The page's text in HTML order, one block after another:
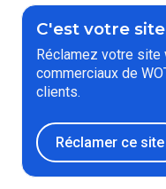
C'est votre
Réclamez votre site
commerciaux de
clients.
Réclamer ce site